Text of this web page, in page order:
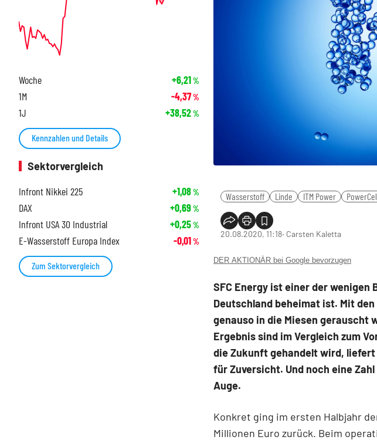
Wasserstoff Linde ITM Power
20.08.2020, 11:18‧ Carsten Kaletta
DER AKTIONÄR bei Google bevorzugen
SFC Energy ist einer der
Deutschland beheimat ist. Mit
genauso in die Miesen gerauscht
Ergebnis sind im Vergleich zum
die Zukunft gehandelt wird,
für Zuversicht. Und noch eine
Auge.
Konkret ging im ersten Halbjahr
Millionen Euro zurück. Beim
Woche +6,21%
1M -4,37%
1J +38,52%
Kennzahlen und Details
Sektorvergleich
Infront Nikkei 225
+1,08%
DAX +0,69%
Infront USA 30 Industrial +0,25%
E-Wasserstoff Europa Index -0,01%
Zum Sektorvergleich